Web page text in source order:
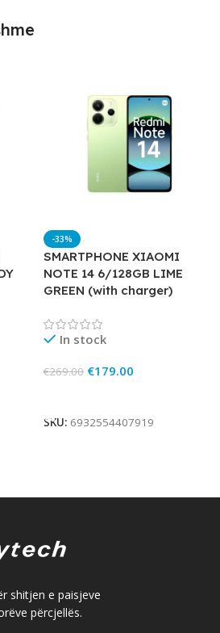
-33%
SMARTPHONE XIAOMI
NOTE 14 6/128GB LIME
GREEN (with charger)
In stock
€269.00 €179.00
SKU: 6932554407919
shitjen e paisjeve
përcjellës.